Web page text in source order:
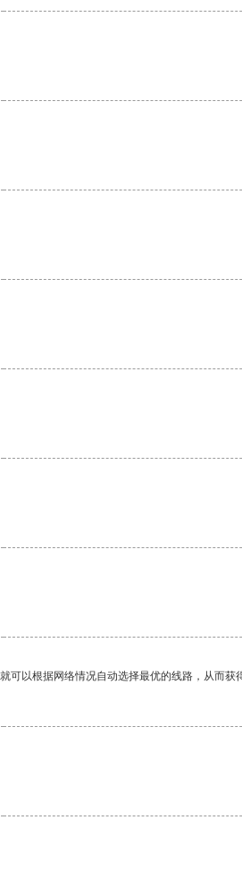
以根据网络情况自动选择最优的线路，从而获